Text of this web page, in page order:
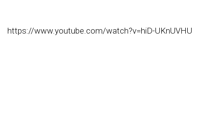
https://www.youtube.com/watch?v=hiD-UKnUVHU